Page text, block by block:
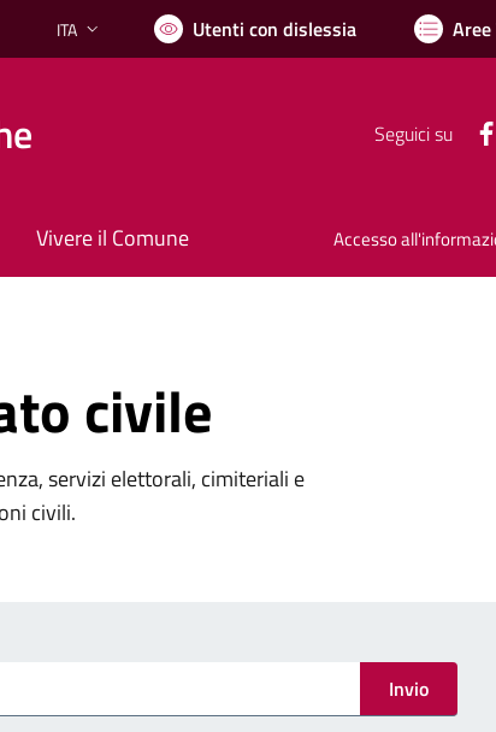
Lingua attiva:
ITA Utenti con dislessia
Seguici su
Vivere il Comune Accesso
civile
servizi elettorali, cimiteriali e
civili.
Invio